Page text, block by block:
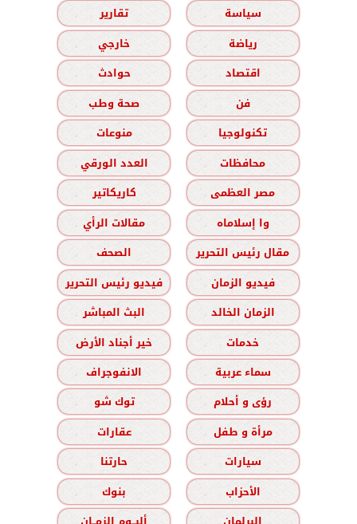
سياسة
تقارير
رياضة
خارجي
اقتصاد
حوادث
فن
صحة وطب
تكنولوجيا
منوعات
محافظات
العدد الورقي
مصر العظمى
كاريكاتير
وا إسلاماه
مقالات الرأي
مقال رئيس التحرير
الصحف
فيديو الزمان
فيديو رئيس التحرير
الزمان الخالد
البث المباشر
خدمات
خير أجناد الأرض
سماء عربية
الانفوجراف
رؤى و أحلام
توك شو
مرأة و طفل
عقارات
سيارات
حارتنا
الأحزاب
بنوك